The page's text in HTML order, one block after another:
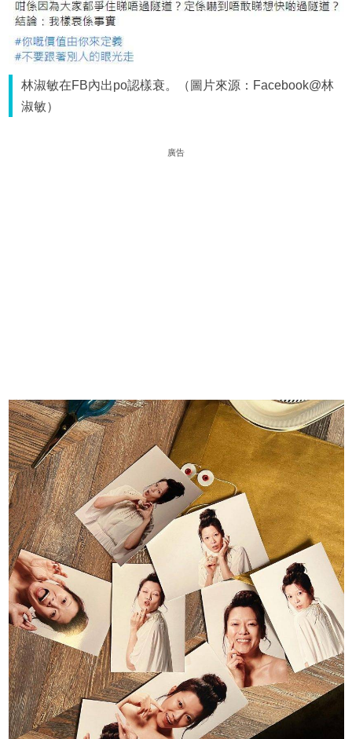
林淑敏在FB內出po認樣衰。（圖片來源：Facebook@林
淑敏）
廣告